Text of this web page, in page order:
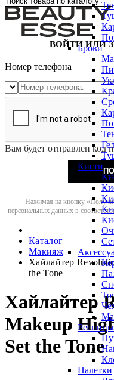
Брови
Кисти
Ресницы
Палетки
ВОЙТИ ИЛИ
Номер телефона
Вам будет отправлен код
Нажимая на кнопку
персональных данных в
Каталог
Макияж
Хайлайтер
the Tone
Хайлайтер
Makeup
Set the Tone